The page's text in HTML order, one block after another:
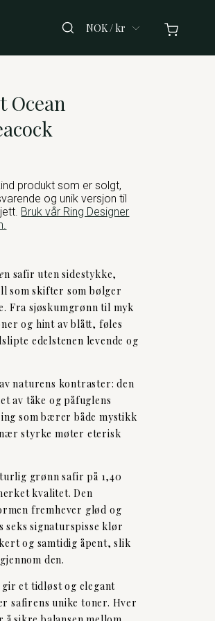
NOK / kr
Ocean
produkt som er solgt,
og unik versjon til
Bruk vår Ring Designer
n safir uten sidestykke,
som skifter som bølger
Fra sjøskumgrønn til myk
og hint av blått, føles
edelstenen levende og
naturens kontraster: den
av tåke og påfuglens
som bærer både mystikk
styrke møter eterisk
grønn safir på 1,40
kvalitet. Den
fremhever glød og
seks signaturspisse klør
og samtidig åpent, slik
den.
et tidløst og elegant
safirens unike toner. Hver